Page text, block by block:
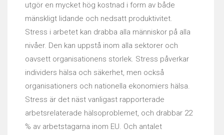
utgör en mycket hög kostnad i form av både
mänskligt lidande och nedsatt produktivitet.
Stress i arbetet kan drabba alla människor på alla
nivåer. Den kan uppstå inom alla sektorer och
oavsett organisationens storlek. Stress påverkar
individers hälsa och säkerhet, men också
organisationers och nationella ekonomiers hälsa.
Stress är det näst vanligast rapporterade
arbetsrelaterade hälsoproblemet, och drabbar 22
% av arbetstagarna inom EU. Och antalet